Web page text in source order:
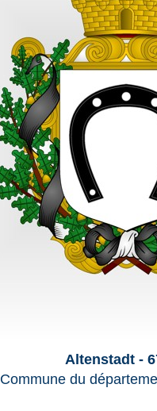
Altenstadt -
Commune du